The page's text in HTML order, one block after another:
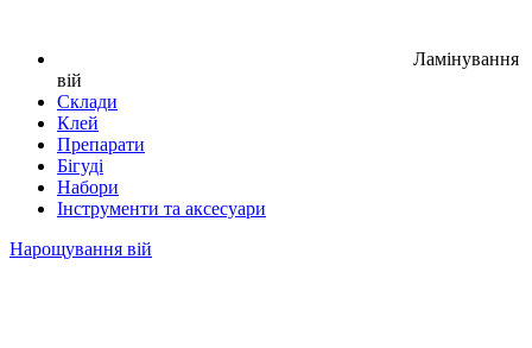
Ламінування
вій
Склади
Клей
Препарати
Бігуді
Набори
Інструменти та аксесуари
Нарощування вій